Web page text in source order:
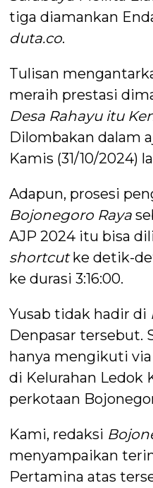
tiga diamankan
duta.co.
Tulisan
meraih prestasi
Desa Rahayu itu
Dilombakan dalam
Kamis (31/10/2024)
Adapun, prosesi
Bojonegoro Raya
AJP 2024 itu bisa
shortcutke detik-
ke durasi 3:16:00.
Yusab tidak hadir di
Denpasar tersebut.
hanya mengikuti via
di Kelurahan Ledok
perkotaan
Kami, redaksi
menyampaikan
Pertamina atas